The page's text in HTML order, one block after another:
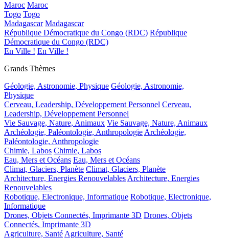
Maroc Maroc
Togo Togo
Madagascar Madagascar
République Démocratique du Congo (RDC) République
Démocratique du Congo (RDC)
En Ville ! En Ville !
Grands Thèmes
Géologie, Astronomie, Physique Géologie, Astronomie,
Physique
Cerveau, Leadership, Développement Personnel Cerveau,
Leadership, Développement Personnel
Vie Sauvage, Nature, Animaux Vie Sauvage, Nature, Animaux
Archéologie, Paléontologie, AnthropologieArchéologie,
Paléontologie, Anthropologie
Chimie, Labos Chimie, Labos
Eau, Mers et Océans Eau, Mers et Océans
Climat, Glaciers, Planète Climat, Glaciers, Planète
Architecture, Energies RenouvelablesArchitecture, Energies
Renouvelables
Robotique, Electronique, Informatique Robotique, Electronique,
Informatique
Drones, Objets Connectés, Imprimante 3D Drones, Objets
Connectés, Imprimante 3D
Agriculture, SantéAgriculture, Santé